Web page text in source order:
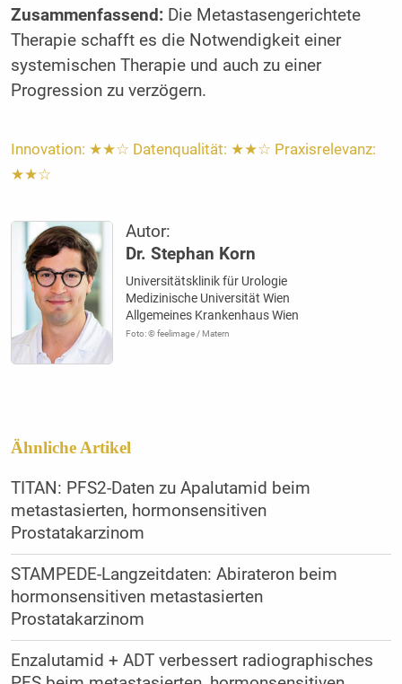
Zusammenfassend:Die Metastasengerichtete
Therapie schafft es die Notwendigkeit einer
systemischen Therapie und auch zu einer
Progression zu verzögern.
Innovation: ★★☆ Datenqualität: ★★☆ Praxisrelevanz:
★★☆
Autor:
Dr. Stephan Korn
Universitätsklinik für Urologie
Medizinische Universität Wien
Allgemeines Krankenhaus Wien
Foto: © feelimage / Matern
Ähnliche Artikel
TITAN: PFS2-Daten zu Apalutamid beim
metastasierten, hormonsensitiven
Prostatakarzinom
STAMPEDE-Langzeitdaten: Abirateron beim
hormonsensitiven metastasierten
Prostatakarzinom
Enzalutamid + ADT verbessert radiographisches